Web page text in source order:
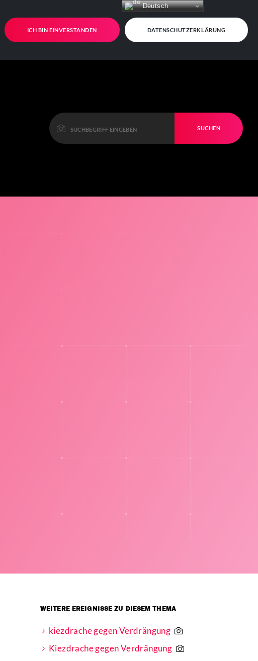
ICH BIN EINVERSTANDEN DATENSCHUTZERKLÄRUNG
SUCHEN
WEITERE EREIGNISSE ZU DIESEM THEMA
kiezdrache gegen Verdrängung
Kiezdrache gegen Verdrängung
Deutsch